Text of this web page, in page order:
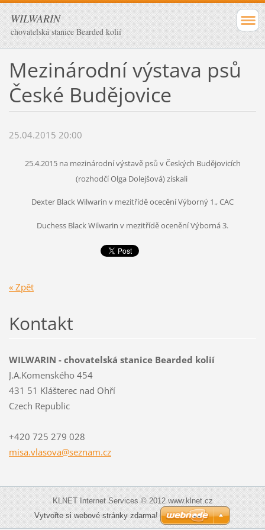
WILWARIN
chovatelská stanice Bearded kolií
Mezinárodní výstava psů
České Budějovice
25.04.2015 20:00
25.4.2015 na mezinárodní výstavě psů v Českých Budějovicích
(rozhodčí Olga Dolejšová) získali
Dexter Black Wilwarin v mezitřídě ocecění Výborný 1., CAC
Duchess Black Wilwarin v mezitřídě ocenění Výborná 3.
« Zpět
Kontakt
WILWARIN - chovatelská stanice Bearded kolií
J.A.Komenského 454
431 51 Klášterec nad Ohří
Czech Republic
+420 725 279 028
misa.vlasova@seznam.cz
KLNET Internet Services © 2012 www.klnet.cz
Vytvořte si webové stránky zdarma!